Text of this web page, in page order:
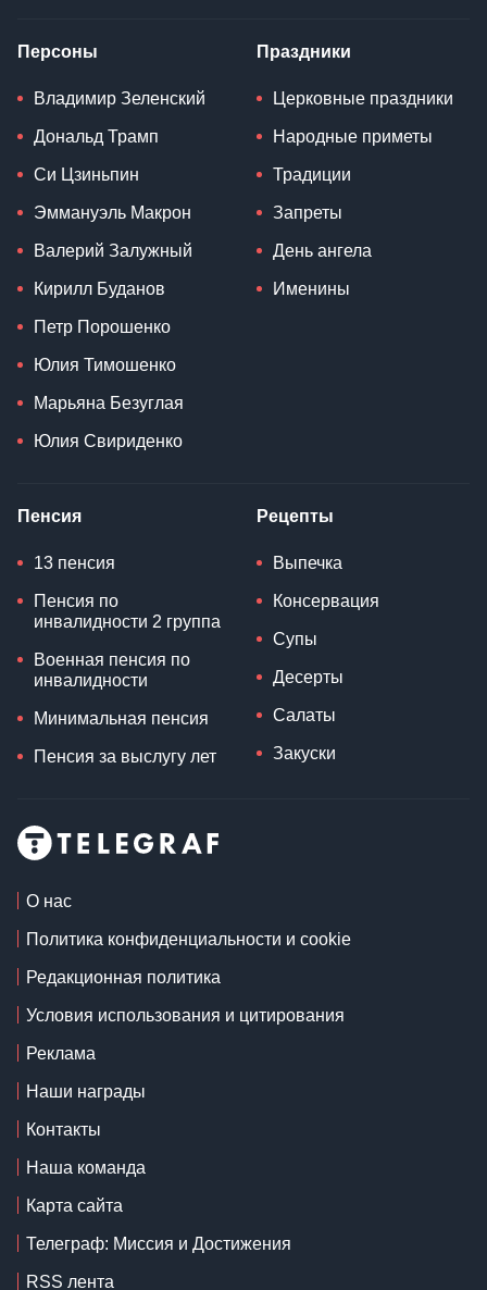
Персоны
Владимир Зеленский
Дональд Трамп
Си Цзиньпин
Эммануэль Макрон
Валерий Залужный
Кирилл Буданов
Петр Порошенко
Юлия Тимошенко
Марьяна Безуглая
Юлия Свириденко
Праздники
Церковные праздники
Народные приметы
Традиции
Запреты
День ангела
Именины
Пенсия
13 пенсия
Пенсия по
инвалидности 2 группа
Военная пенсия по
инвалидности
Минимальная пенсия
Пенсия за выслугу лет
Рецепты
Выпечка
Консервация
Супы
Десерты
Салаты
Закуски
О нас
Политика конфиденциальности и cookie
Редакционная политика
Условия использования и цитирования
Реклама
Наши награды
Контакты
Наша команда
Карта сайта
Телеграф: Миссия и Достижения
RSS лента